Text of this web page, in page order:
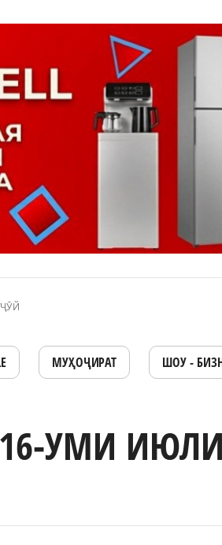
МУҲОҶИРАТ ШОУ -
УМИ ИЮЛИ